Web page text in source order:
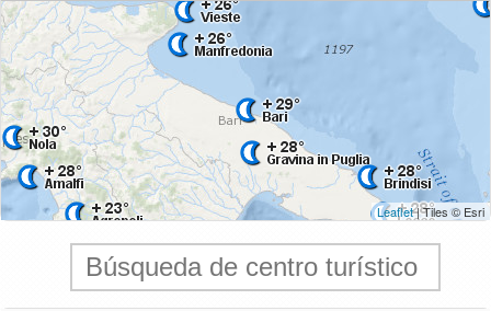
Leaflet| Tiles © Esri